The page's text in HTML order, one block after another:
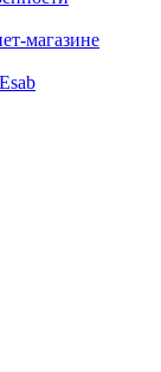
магазине